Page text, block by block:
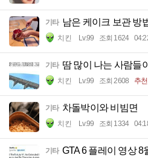
기타 남은 케이크 보관 방
치킨 Lv.99 조회 1624
기타 땀 많이 나는 사람들
치킨 Lv.99 조회 2608 추
기타 차돌박이와 비빔면
치킨 Lv.99 조회 1334
기타 GTA 6 플레이 영상 8